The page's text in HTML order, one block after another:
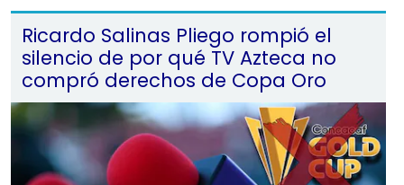
Ricardo Salinas Pliego rompió el
silencio de por qué TV Azteca no
compró derechos de Copa Oro